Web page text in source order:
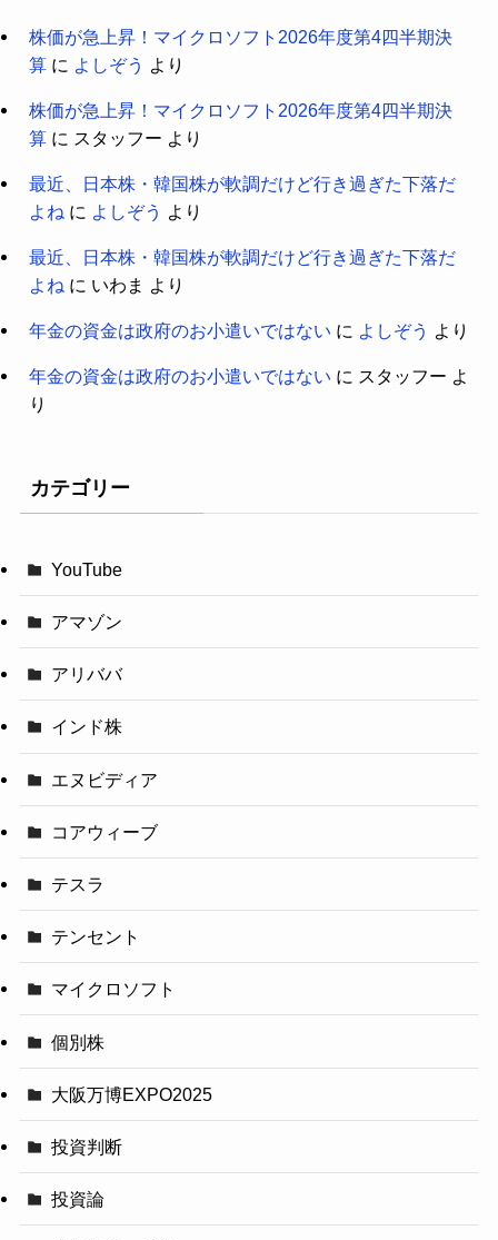
株価が急上昇！マイクロソフト2026年度第4四半期決
算に よしぞう より
株価が急上昇！マイクロソフト2026年度第4四半期決
算に スタッフー より
最近、日本株・韓国株が軟調だけど行き過ぎた下落だ
よね に よしぞう より
最近、日本株・韓国株が軟調だけど行き過ぎた下落だ
よね に いわま より
年金の資金は政府のお小遣いではない に よしぞう より
年金の資金は政府のお小遣いではない に スタッフー よ
り
カテゴリー
YouTube
アマゾン
アリババ
インド株
エヌビディア
コアウィーブ
テスラ
テンセント
マイクロソフト
個別株
大阪万博EXPO2025
投資判断
投資論